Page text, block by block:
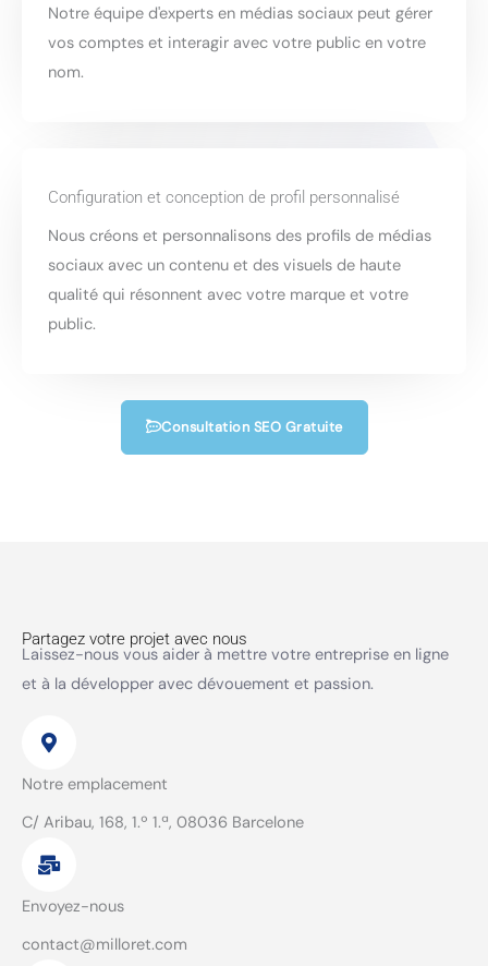
Notre équipe d'experts en médias sociaux peut gérer
vos comptes et interagir avec votre public en votre
nom.
Configuration et conception de profil personnalisé
Nous créons et personnalisons des profils de médias
sociaux avec un contenu et des visuels de haute
qualité qui résonnent avec votre marque et votre
public.
Consultation SEO Gratuite
Partagez votre projet avec nous
Laissez-nous vous aider à mettre votre entreprise en ligne
et à la développer avec dévouement et passion.
Notre emplacement
C/ Aribau, 168, 1.º 1.ª, 08036 Barcelone
Envoyez-nous
contact@milloret.com